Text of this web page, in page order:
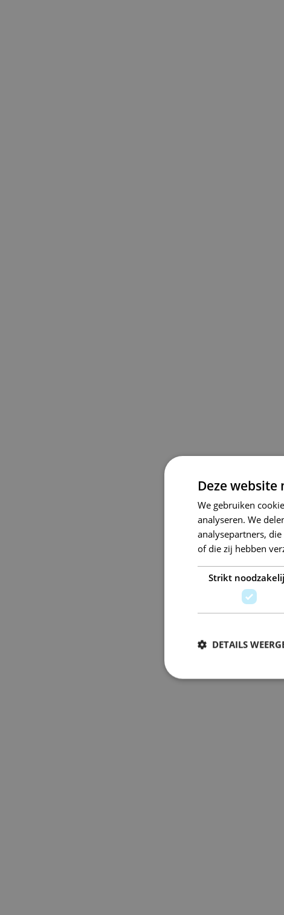
Deze
We gebruiken
analyseren. We
analysepartners,
of die zij hebben
Strikt
DETAILS